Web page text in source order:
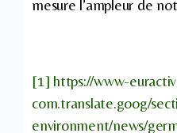
mesure l’ampleur de
[1] https://www-
com.translate.goog/
environment/news/